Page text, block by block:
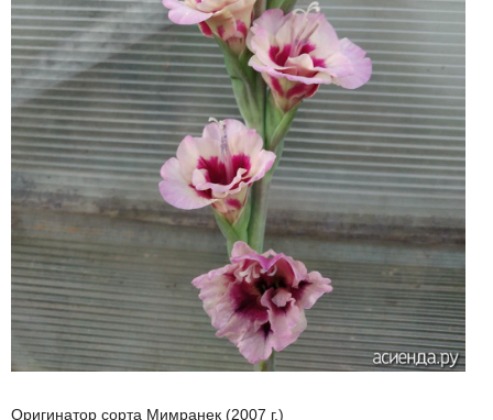
Оригинатор сорта Мимранек (2007 г.)